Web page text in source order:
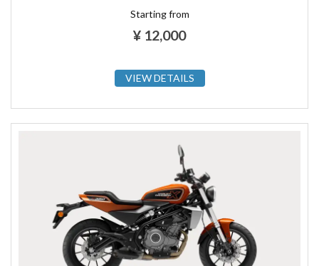
Starting from
¥ 12,000
VIEW DETAILS